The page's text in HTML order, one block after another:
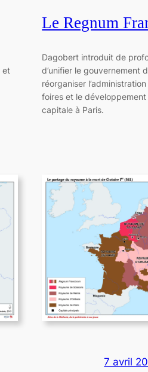
et
Le Regnum
Dagobert introduit de
d’unifier le gouvernement
réorganiser
foires et le développement
capitale à Paris.
7 avril